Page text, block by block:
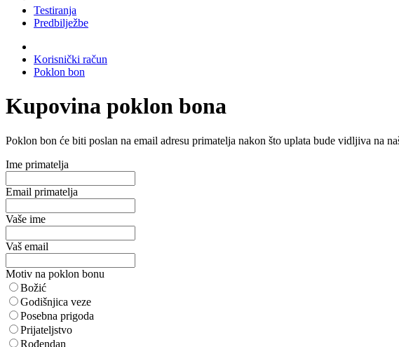
Testiranja
Predbilježbe
Korisnički račun
Poklon bon
Kupovina poklon bona
Poklon bon će biti poslan na email adresu primatelja nakon što uplata bude vidljiva na
Ime primatelja
Email primatelja
Vaše ime
Vaš email
Motiv na poklon bonu
Božić
Godišnjica veze
Posebna prigoda
Prijateljstvo
Rođendan